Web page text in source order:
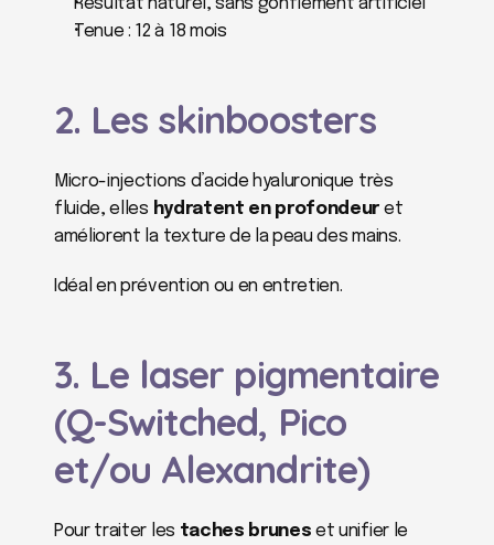
Résultat naturel, sans gonflement artificiel
Tenue : 12 à 18 mois
2. Les skinboosters
Micro-injections d’acide hyaluronique très
fluide, elles hydratent en profondeur et
améliorent la texture de la peau des mains.
Idéal en prévention ou en entretien.
3. Le laser pigmentaire
(Q-Switched, Pico
et/ou Alexandrite)
Pour traiter les taches brunes et unifier le